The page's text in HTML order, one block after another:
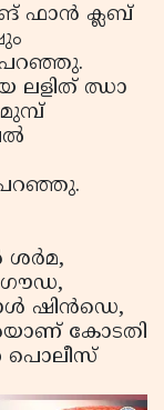
ഫാന്‍ ക്ലബ്
പറഞ്ഞു.
ലളിത് ഝാ
ശര്‍മ,
ഷിന്‍ഡെ,
കോടതി
പൊലീസ്